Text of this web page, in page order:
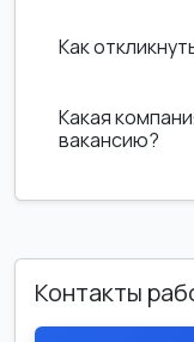
Как
Какая
вакансию?
Контакты